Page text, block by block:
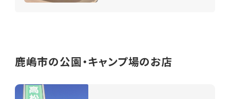
鹿嶋市の公園・キャンプ場のお店